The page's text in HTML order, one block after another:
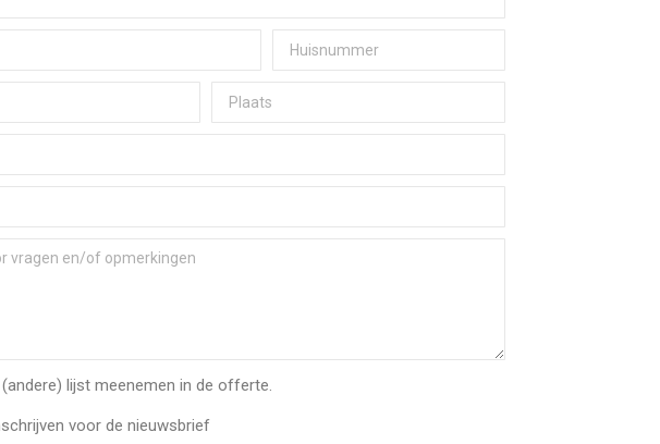
(andere) lijst meenemen in de offerte.
voor de nieuwsbrief